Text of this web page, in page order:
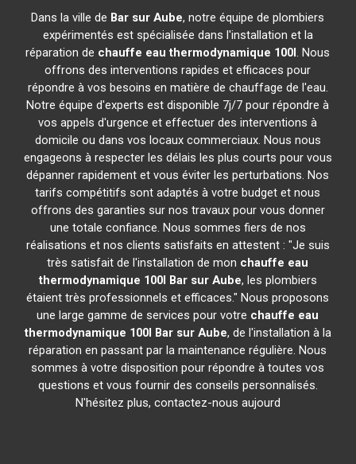
Dans la ville de Bar sur Aube, notre équipe de plombiers
expérimentés est spécialisée dans l'installation et la
réparation de chauffe eau thermodynamique 100l. Nous
offrons des interventions rapides et efficaces pour
répondre à vos besoins en matière de chauffage de l'eau.
Notre équipe d'experts est disponible 7j/7 pour répondre à
vos appels d'urgence et effectuer des interventions à
domicile ou dans vos locaux commerciaux. Nous nous
engageons à respecter les délais les plus courts pour vous
dépanner rapidement et vous éviter les perturbations. Nos
tarifs compétitifs sont adaptés à votre budget et nous
offrons des garanties sur nos travaux pour vous donner
une totale confiance. Nous sommes fiers de nos
réalisations et nos clients satisfaits en attestent : "Je suis
très satisfait de l'installation de mon chauffe eau
thermodynamique 100l Bar sur Aube, les plombiers
étaient très professionnels et efficaces." Nous proposons
une large gamme de services pour votre chauffe eau
thermodynamique 100l Bar sur Aube, de l'installation à la
réparation en passant par la maintenance régulière. Nous
sommes à votre disposition pour répondre à toutes vos
questions et vous fournir des conseils personnalisés.
N'hésitez plus, contactez-nous aujourd